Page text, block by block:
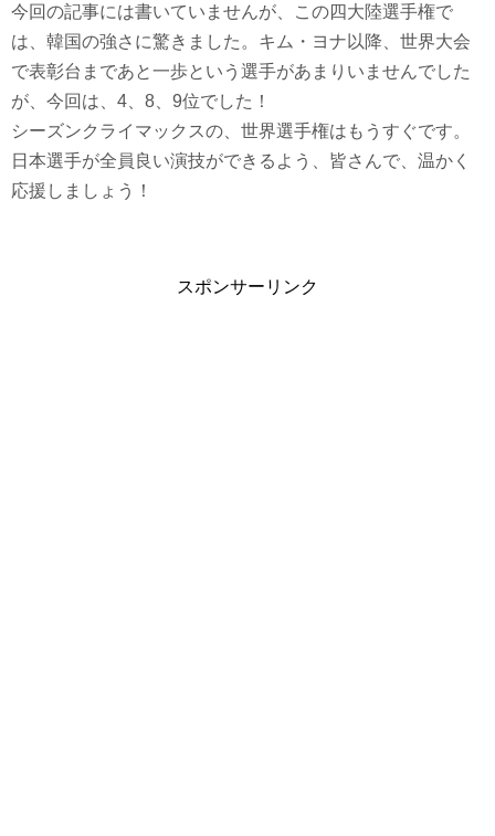
今回の記事には書いていませんが、この四大陸選手権で
は、韓国の強さに驚きました。キム・ヨナ以降、世界大会
で表彰台まであと一歩という選手があまりいませんでした
が、今回は、4、8、9位でした！
シーズンクライマックスの、世界選手権はもうすぐです。
日本選手が全員良い演技ができるよう、皆さんで、温かく
応援しましょう！
スポンサーリンク